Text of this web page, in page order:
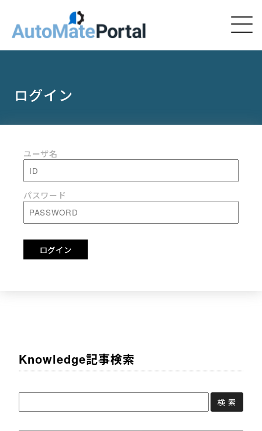
ログイン
ユーザ名
パスワード
Knowledge記事検索